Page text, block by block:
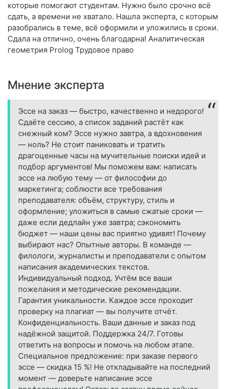
которые помогают студентам. Нужно было срочно всё
сдать, а времени не хватало. Нашла эксперта, с которым
разобрались в теме, всё оформили и уложились в сроки.
Сдала на отлично, очень благодарна! Аналитическая
геометрия Prolog Трудовое право
Мнение эксперта
Эссе на заказ — быстро, качественно и недорого!
Сдаёте сессию, а список заданий растёт как
снежный ком? Эссе нужно завтра, а вдохновения
— ноль? Не стоит паниковать и тратить
драгоценные часы на мучительные поиски идей и
подбор аргументов! Мы поможем вам: написать
эссе на любую тему — от философии до
маркетинга; соблюсти все требования
преподавателя: объём, структуру, стиль и
оформление; уложиться в самые сжатые сроки —
даже если дедлайн уже завтра; сэкономить
бюджет — наши цены вас приятно удивят! Почему
выбирают нас? Опытные авторы. В команде —
филологи, журналисты и преподаватели с опытом
написания академических текстов.
Индивидуальный подход. Учтём все ваши
пожелания и методические рекомендации.
Гарантия уникальности. Каждое эссе проходит
проверку на плагиат — вы получите отчёт.
Конфиденциальность. Ваши данные и заказ под
надёжной защитой. Поддержка 24/7. Готовы
ответить на вопросы и помочь на любом этапе.
Специальное предложение: при заказе первого
эссе — скидка 15 %! Не откладывайте на последний
момент — доверьте написание эссе